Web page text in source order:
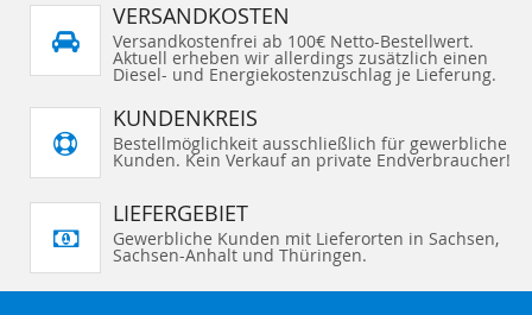
VERSANDKOSTEN
Versandkostenfrei ab 100€ Netto-Bestellwert.
Aktuell erheben wir allerdings zusätzlich einen
Diesel- und Energiekostenzuschlag je Lieferung.
KUNDENKREIS
Bestellmöglichkeit ausschließlich für gewerbliche
Kunden. Kein Verkauf an private Endverbraucher!
LIEFERGEBIET
Gewerbliche Kunden mit Lieferorten in Sachsen,
Sachsen-Anhalt und Thüringen.